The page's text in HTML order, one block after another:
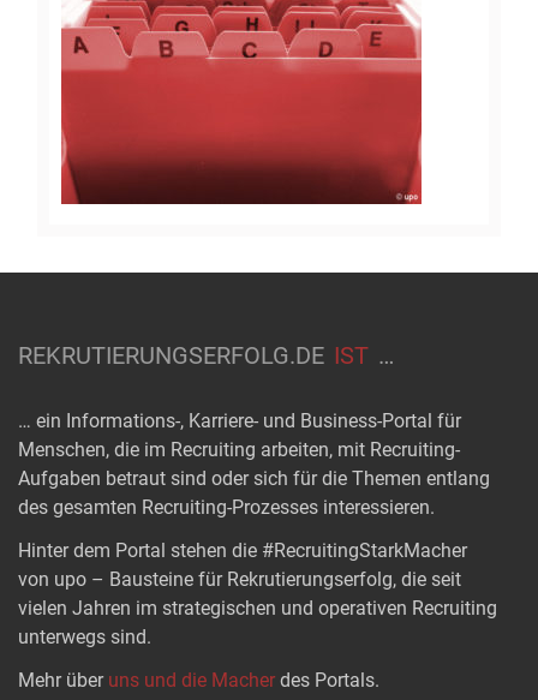
REKRUTIERUNGSERFOLG.DE IST …
… ein Informations-, Karriere- und Business-Portal für
Menschen, die im Recruiting arbeiten, mit Recruiting-
Aufgaben betraut sind oder sich für die Themen entlang
des gesamten Recruiting-Prozesses interessieren.
Hinter dem Portal stehen die #RecruitingStarkMacher
von upo – Bausteine für Rekrutierungserfolg, die seit
vielen Jahren im strategischen und operativen Recruiting
unterwegs sind.
Mehr über uns und die Macher des Portals.